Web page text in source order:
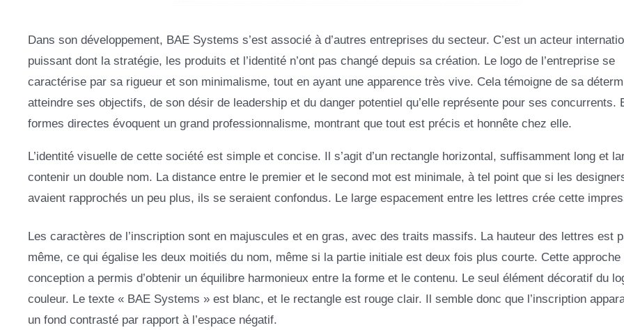
Dans son développement, BAE Systems s’est associé à d’autres entreprises du secteur. C’est un acteur
puissant dont la stratégie, les produits et l’identité n’ont pas changé depuis sa création. Le logo de l’entreprise se
caractérise par sa rigueur et son minimalisme, tout en ayant une apparence très vive. Cela témoigne de sa
atteindre ses objectifs, de son désir de leadership et du danger potentiel qu’elle représente pour ses concurrents.
formes directes évoquent un grand professionnalisme, montrant que tout est précis et honnête chez elle.
L’identité visuelle de cette société est simple et concise. Il s’agit d’un rectangle horizontal, suffisamment long et
contenir un double nom. La distance entre le premier et le second mot est minimale, à tel point que si les
avaient rapprochés un peu plus, ils se seraient confondus. Le large espacement entre les lettres crée cette
Les caractères de l’inscription sont en majuscules et en gras, avec des traits massifs. La hauteur des lettres est
même, ce qui égalise les deux moitiés du nom, même si la partie initiale est deux fois plus courte. Cette approche
conception a permis d’obtenir un équilibre harmonieux entre la forme et le contenu. Le seul élément décoratif du
couleur. Le texte « BAE Systems » est blanc, et le rectangle est rouge clair. Il semble donc que l’inscription
un fond contrasté par rapport à l’espace négatif.